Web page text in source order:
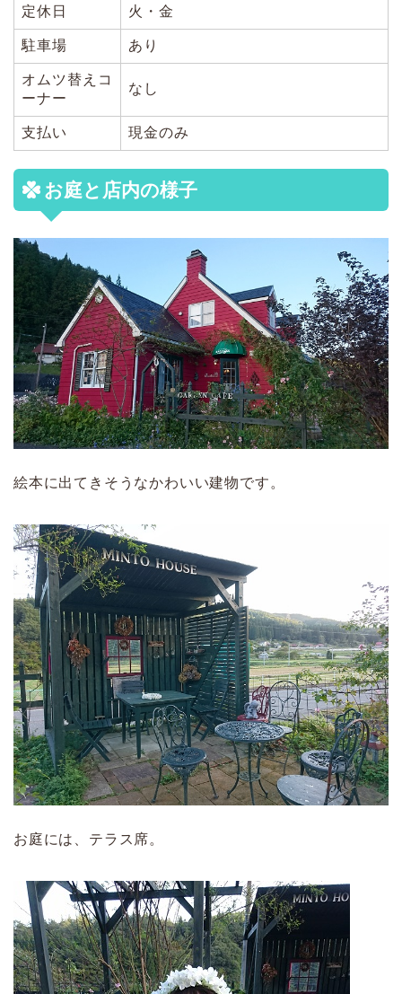
定休日 火・金
駐車場 あり
オムツ替えコ
ーナー
なし
支払い 現金のみ
お庭と店内の様子
絵本に出てきそうなかわいい建物です。
お庭には、テラス席。